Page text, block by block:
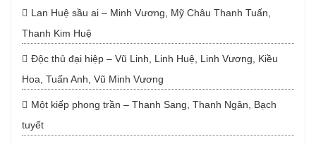
Lan Huệ sầu ai – Minh Vương, Mỹ Châu Thanh Tuấn,
Thanh Kim Huệ
Độc thủ đại hiệp – Vũ Linh, Linh Huệ, Linh Vương, Kiều
Hoa, Tuấn Anh, Vũ Minh Vương
Một kiếp phong trần – Thanh Sang, Thanh Ngân, Bạch
tuyết